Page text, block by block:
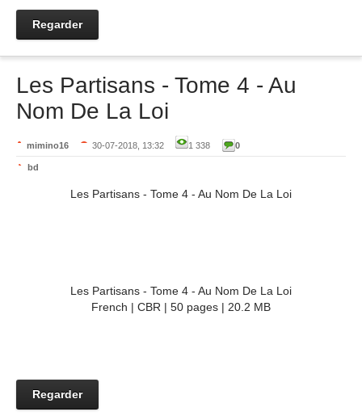
Regarder
Les Partisans - Tome 4 - Au
Nom De La Loi
mimino16 30-07-2018, 13:32 1 338 0
bd
Les Partisans - Tome 4 - Au Nom De La Loi
Les Partisans - Tome 4 - Au Nom De La Loi
French | CBR | 50 pages | 20.2 MB
Regarder